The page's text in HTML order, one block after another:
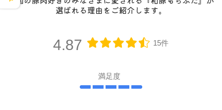
選ばれる理由をご紹介します。
4.87 15件
満足度